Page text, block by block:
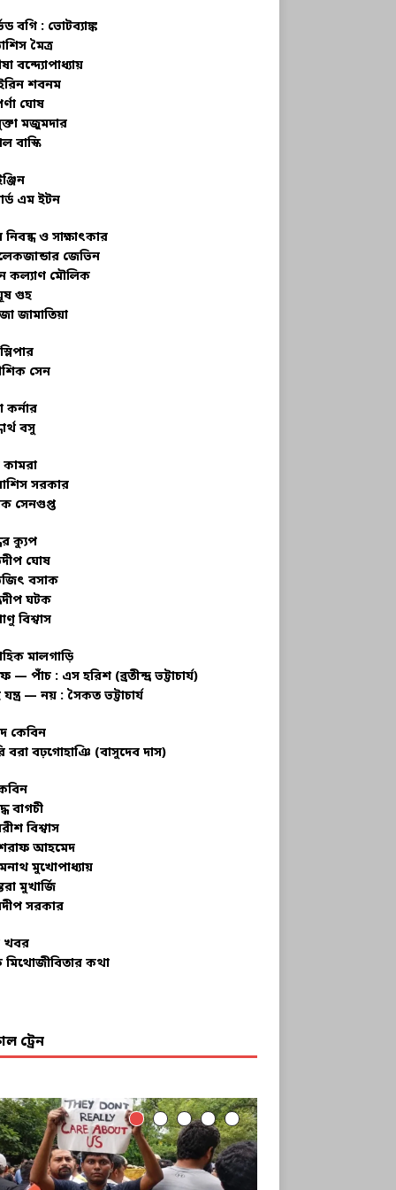
বগি : ভোটব্যাঙ্ক
মৈত্র
বন্দ্যোপাধ্যায়
শবনম
ঘোষ
মজুমদার
বাস্কি
এম ইটন
নিবন্ধ ও সাক্ষাৎকার
জেভিন
কল্যাণ মৌলিক
গুহ
জামাতিয়া
সেন
কর্নার
বসু
কামরা
সরকার
সেনগুপ্ত
ক্যুপ
ঘোষ
বসাক
ঘটক
বিশ্বাস
মালগাড়ি
— পাঁচ : এস হরিশ (ব্রতীন্দ্র ভট্টাচার্য)
যন্ত্র — নয় : সৈকত ভট্টাচার্য
কেবিন
বরা বঢ়গোহাঞি (বাসুদেব দাস)
বাগচী
বিশ্বাস
আহমেদ
মুখোপাধ্যায়
মুখার্জি
সরকার
খবর
কথা
ট্রেন